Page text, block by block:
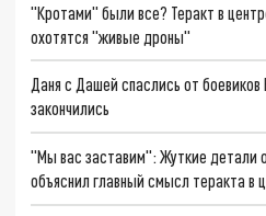
"Кротами" были все? Теракт в
охотятся "живые дроны"
Даня с Дашей спаслись от
закончились
"Мы вас заставим": Жуткие детали
объяснил главный смысл теракта в